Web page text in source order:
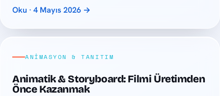
Oku · 4 Mayıs 2026 →
ANIMASYON & TANITIM
Animatik & Storyboard: Filmi Üretimden
Önce Kazanmak